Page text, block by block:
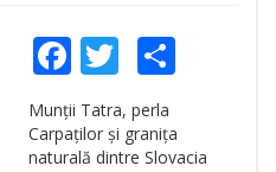
Facebook
TwitterShare
Munții Tatra, perla
Carpaților și granița
naturală dintre Slovacia